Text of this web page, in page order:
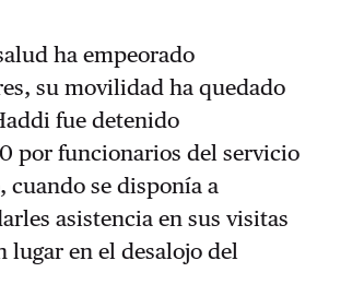
ha empeorado
su movilidad ha quedado
fue detenido
por funcionarios del servicio
cuando se disponía a
asistencia en sus visitas
lugar en el desalojo del